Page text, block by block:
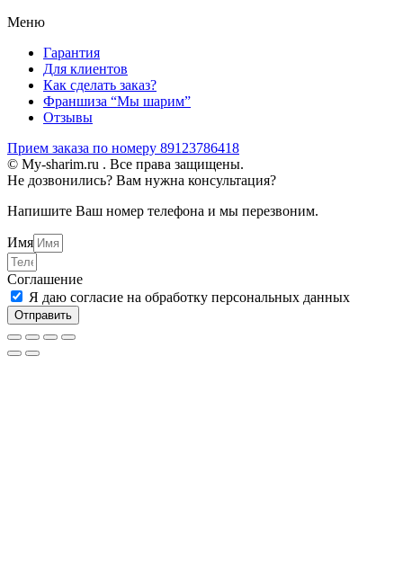
Меню
Гарантия
Для клиентов
Как сделать заказ?
Франшиза “Мы шарим”
Отзывы
Прием заказа по номеру 89123786418
© My-sharim.ru . Все права защищены.
Не дозвонились? Вам нужна консультация?
Напишите Ваш номер телефона и мы перезвоним.
Имя
Соглашение
Я даю согласие на обработку персональных данных
Отправить